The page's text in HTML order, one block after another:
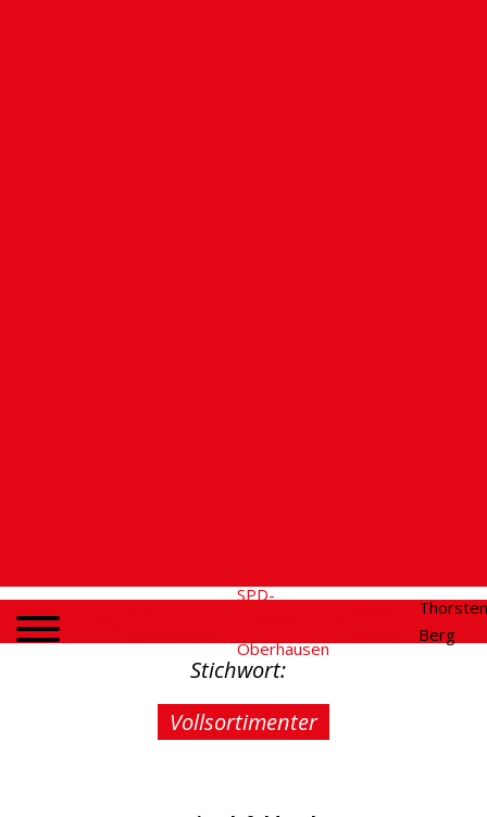
SPD-
Oberhausen
Thorsten
Berg
Stichwort:
Vollsortimenter